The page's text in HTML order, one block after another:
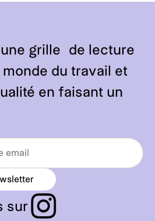
une grille de lecture
monde du travail et
en faisant un
r
r
o
sur